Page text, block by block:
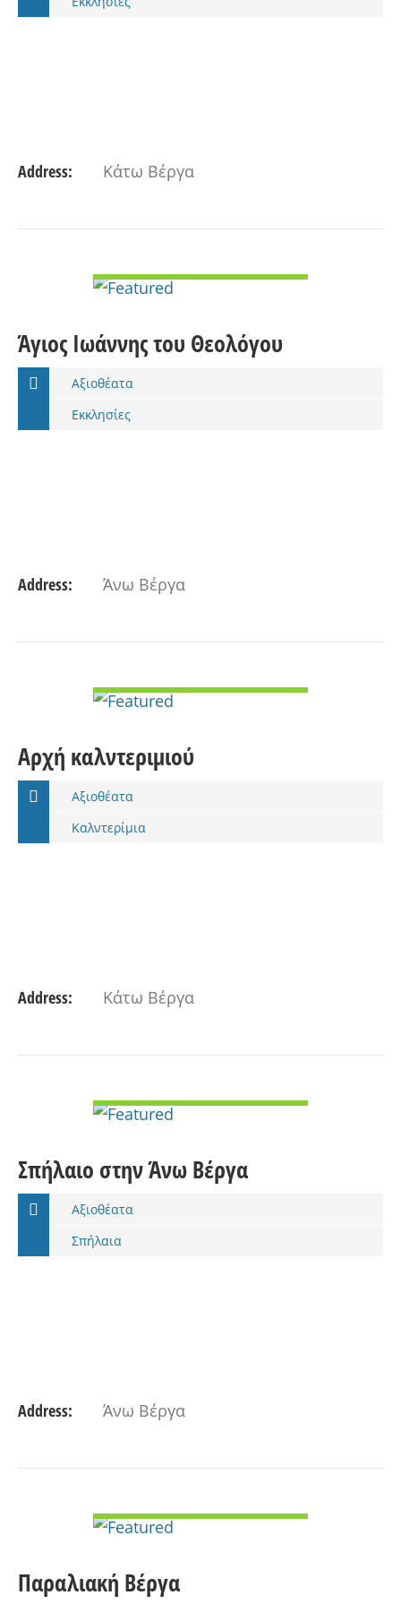
Address: Κάτω Βέργα
Άγιος Ιωάννης του Θεολόγου
Αξιοθέατα
Εκκλησίες
Address: Άνω Βέργα
Αρχή καλντεριμιού
Αξιοθέατα
Καλντερίμια
Address: Κάτω Βέργα
Σπήλαιο στην Άνω Βέργα
Αξιοθέατα
Σπήλαια
Address: Άνω Βέργα
Παραλιακή Βέργα